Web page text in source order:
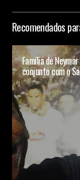
Recomendados
Família de
conjunto com o